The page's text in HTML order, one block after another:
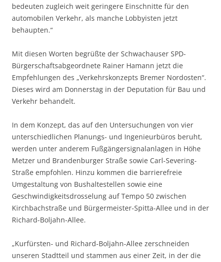
bedeuten zugleich weit geringere Einschnitte für den
automobilen Verkehr, als manche Lobbyisten jetzt
behaupten.“
Mit diesen Worten begrüßte der Schwachauser SPD-
Bürgerschaftsabgeordnete Rainer Hamann jetzt die
Empfehlungen des „Verkehrskonzepts Bremer Nordosten“.
Dieses wird am Donnerstag in der Deputation für Bau und
Verkehr behandelt.
In dem Konzept, das auf den Untersuchungen von vier
unterschiedlichen Planungs- und Ingenieurbüros beruht,
werden unter anderem Fußgängersignalanlagen in Höhe
Metzer und Brandenburger Straße sowie Carl-Severing-
Straße empfohlen. Hinzu kommen die barrierefreie
Umgestaltung von Bushaltestellen sowie eine
Geschwindigkeitsdrosselung auf Tempo 50 zwischen
Kirchbachstraße und Bürgermeister-Spitta-Allee und in der
Richard-Boljahn-Allee.
„Kurfürsten- und Richard-Boljahn-Allee zerschneiden
unseren Stadtteil und stammen aus einer Zeit, in der die